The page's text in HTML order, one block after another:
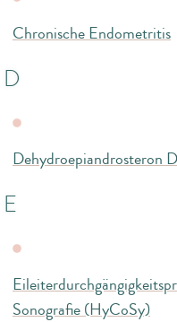
Chronische Endometritis
D
Dehydroepiandrosteron
E
Sonografie (HyCoSy)